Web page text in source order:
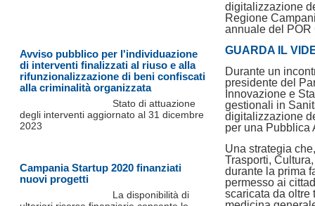
digitalizzazione
Regione
annuale del
GUARDA IL
Durante un
presidente del
Innovazione e
gestionali in
digitalizzazione
per una Pubblica
Una strategia
Trasporti,
durante la prima
permesso ai
scaricata da oltre
Avviso pubblico per l'individuazione
di interventi finalizzati al riuso e alla
rifunzionalizzazione di beni confiscati
alla criminalità organizzata
Stato di attuazione
degli interventi aggiornato al 31 dicembre
2023
Campania Startup 2020 finanziati
nuovi progetti
La disponibilità di